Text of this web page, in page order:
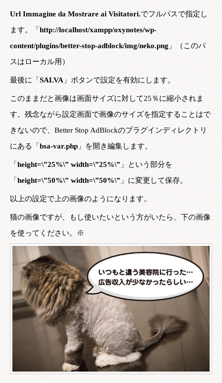
Url Immagine da Mostrare ai Visitatori.でフルパスで指定し
ます。「 http://localhost/xampp/oxynotes/wp-
content/plugins/better-stop-adblock/img/neko.png 」（このパ
スはローカル用）
最後に「 SALVA 」ボタンで設定を有効にします。
このままだと画像は画面サイズに対して25％に縮小されま
す。残念ながら設定画面で画像のサイズを指定することはで
きないので、Better Stop AdBlockのプラグインディレクトリ
にある「 bsa-var.php 」を開き編集します。
「 height=\”25%\” width=\”25%\” 」という部分を
「 height=\”50%\” width=\”50%\” 」に変更して保存。
以上の設定で上の画像のようになります。
猫の画像ですが、もし使いたいという方がいたら、下の画像
を使ってください。※